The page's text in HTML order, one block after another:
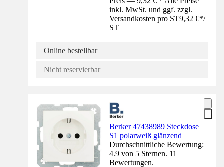
inkl. MwSt. und ggf. zzgl.
Versandkosten pro ST9,32 €*/
ST
Online bestellbar
Nicht reservierbar
Berker 47438989 Steckdose
S1 polarweiß glänzend
Durchschnittliche Bewertung:
4.9 von 5 Sternen. 11
Bewertungen.